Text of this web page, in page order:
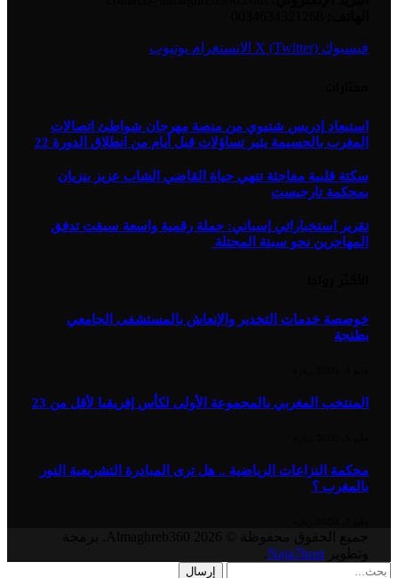
فيسبوك X (Twitter) الانستغرام يوتيوب
استبعاد إدريس شتيوي من منصة مهرجان شواطئ اتصالات
المغرب بالحسيمة يثير تساؤلات قبل أيام من انطلاق الدورة 22
سكتة قلبية مفاجئة تنهي حياة القاضي الشاب عزيز بنزيان
بمحكمة تارجيست
تقرير استخباراتي إسباني: حملة رقمية واسعة سبقت تدفق
المهاجرين نحو سبتة المحتلة
خوصصة خدمات التخدير والإنعاش بالمستشفى الجامعي
بطنجة
المنتخب المغربي بالمجموعة الأولى لكأس إفريقيا لأقل من 23
محكمة النزاعات الرياضية .. هل ترى المبادرة التشريعية النور
بالمغرب ؟
Naja7host
إرسال